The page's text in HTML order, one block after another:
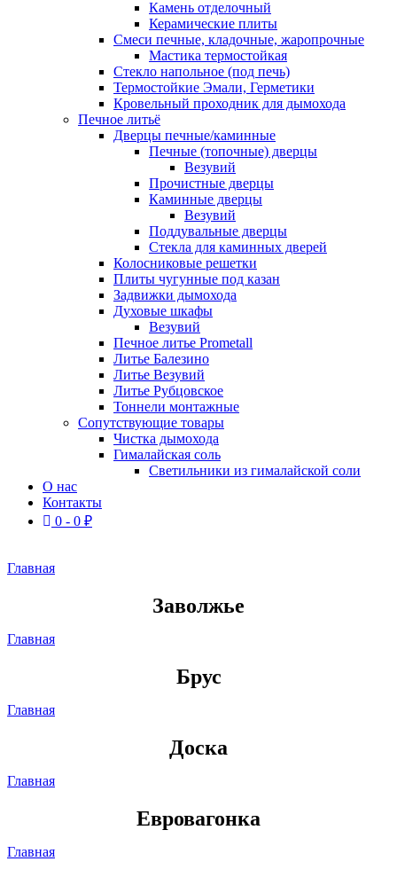
Камень отделочный
Керамические плиты
Смеси печные, кладочные, жаропрочные
Мастика термостойкая
Стекло напольное (под печь)
Термостойкие Эмали, Герметики
Кровельный проходник для дымохода
Печное литьё
Дверцы печные/каминные
Печные (топочные) дверцы
Везувий
Прочистные дверцы
Каминные дверцы
Везувий
Поддувальные дверцы
Стекла для каминных дверей
Колосниковые решетки
Плиты чугунные под казан
Задвижки дымохода
Духовые шкафы
Везувий
Печное литье Prometall
Литье Балезино
Литье Везувий
Литье Рубцовское
Тоннели монтажные
Сопутствующие товары
Чистка дымохода
Гималайская соль
Светильники из гималайской соли
О нас
Контакты
0 - 0 ₽
Главная
Заволжье
Главная
Брус
Главная
Доска
Главная
Евровагонка
Главная